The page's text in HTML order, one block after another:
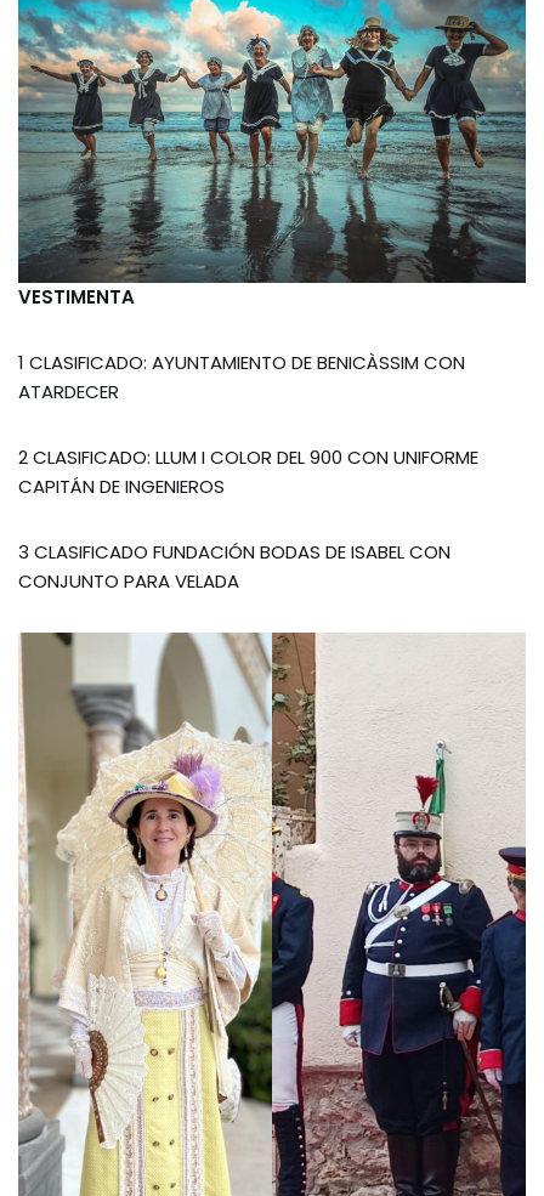
VESTIMENTA
1 CLASIFICADO: AYUNTAMIENTO DE BENICÀSSIM CON
ATARDECER
2 CLASIFICADO: LLUM I COLOR DEL 900 CON UNIFORME
CAPITÁN DE INGENIEROS
3 CLASIFICADO FUNDACIÓN BODAS DE ISABEL CON
CONJUNTO PARA VELADA